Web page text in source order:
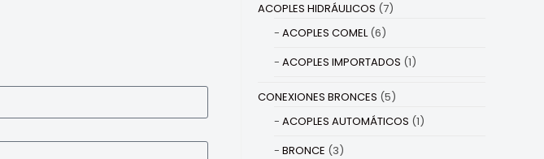
ACOPLES HIDRÁULICOS (7)
ACOPLES COMEL (6)
ACOPLES IMPORTADOS (1)
CONEXIONES BRONCES (5)
ACOPLES AUTOMÁTICOS (1)
BRONCE (3)